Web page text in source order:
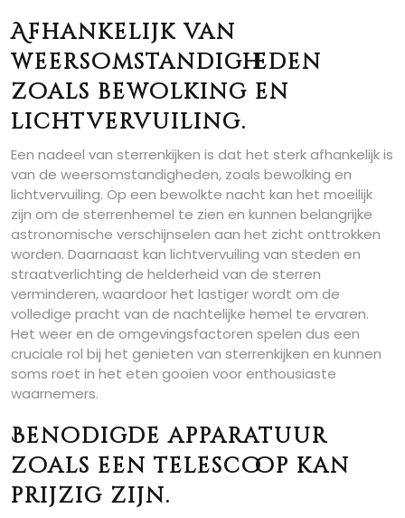
Afhankelijk van
weersomstandigheden
zoals bewolking en
lichtvervuiling.
Een nadeel van sterrenkijken is dat het sterk afhankelijk is
van de weersomstandigheden, zoals bewolking en
lichtvervuiling. Op een bewolkte nacht kan het moeilijk
zijn om de sterrenhemel te zien en kunnen belangrijke
astronomische verschijnselen aan het zicht onttrokken
worden. Daarnaast kan lichtvervuiling van steden en
straatverlichting de helderheid van de sterren
verminderen, waardoor het lastiger wordt om de
volledige pracht van de nachtelijke hemel te ervaren.
Het weer en de omgevingsfactoren spelen dus een
cruciale rol bij het genieten van sterrenkijken en kunnen
soms roet in het eten gooien voor enthousiaste
waarnemers.
Benodigde apparatuur
zoals een telescoop kan
prijzig zijn.